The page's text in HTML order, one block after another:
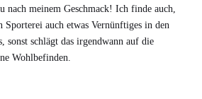
nach meinem Geschmack! Ich finde auch,
Sporterei auch etwas Vernünftiges in den
sonst schlägt das irgendwann auf die
Wohlbefinden.